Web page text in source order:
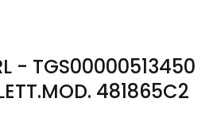
- TGS00000513450
481865C2